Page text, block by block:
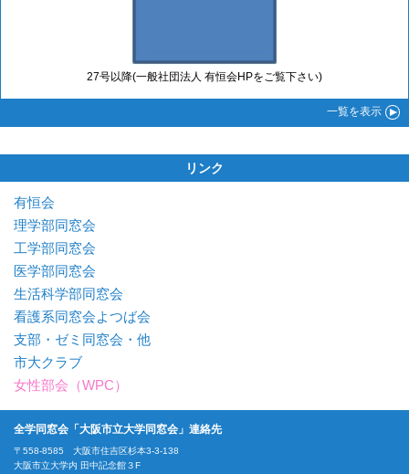
27号以降(一般社団法人 有恒会HPをご覧下さい)
一覧を表示
リンク
有恒会
理学部同窓会
工学部同窓会
医学部同窓会
生活科学部同窓会
看護系同窓会よつば会
支部・ゼミ同窓会・他
市大クラブ
女性部会（WPC）
全学同窓会「大阪市立大学同窓会」連絡先
〒558-8585 大阪市住吉区杉本3-3-138
大阪市立大学内 田中記念館３F